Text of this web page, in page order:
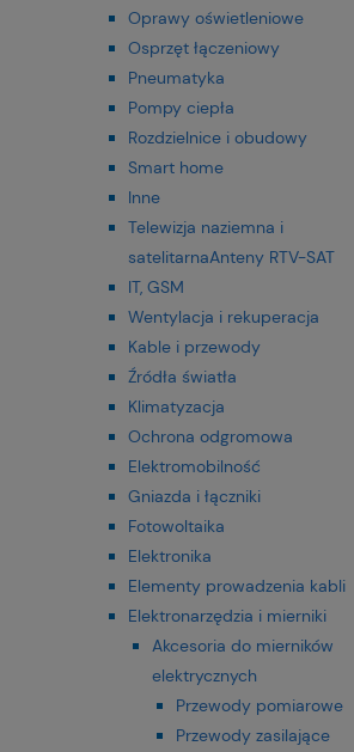
Oprawy oświetleniowe
Osprzęt łączeniowy
Pneumatyka
Pompy ciepła
Rozdzielnice i obudowy
Smart home
Inne
Telewizja naziemna i
satelitarnaAnteny RTV-SAT
IT, GSM
Wentylacja i rekuperacja
Kable i przewody
Źródła światła
Klimatyzacja
Ochrona odgromowa
Elektromobilność
Gniazda i łączniki
Fotowoltaika
Elektronika
Elementy prowadzenia kabli
Elektronarzędzia i mierniki
Akcesoria do mierników
elektrycznych
Przewody pomiarowe
Przewody zasilające